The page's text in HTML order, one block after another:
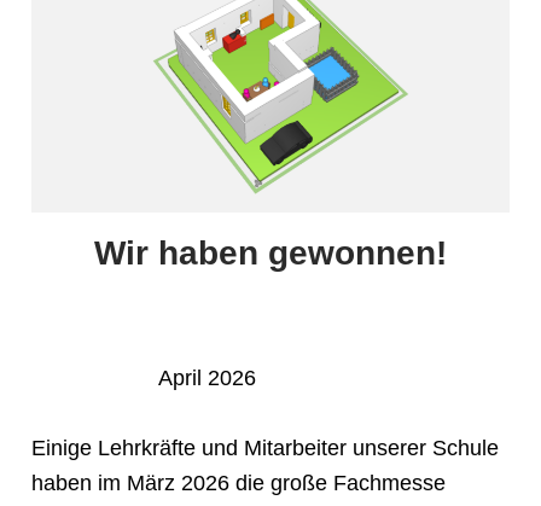
Wir haben gewonnen!
April 2026
Einige Lehrkräfte und Mitarbeiter unserer Schule
haben im März 2026 die große Fachmesse